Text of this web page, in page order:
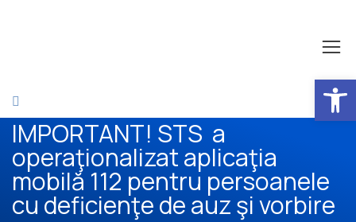
IMPORTANT! STS a
operaţionalizat aplicaţia
mobilă 112 pentru persoanele
cu deficienţe de auz şi vorbire